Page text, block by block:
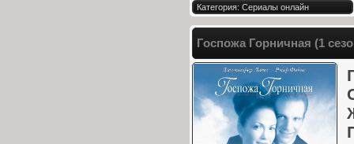
Категория: Сериалы онлайн
Госпожа Горничная (1